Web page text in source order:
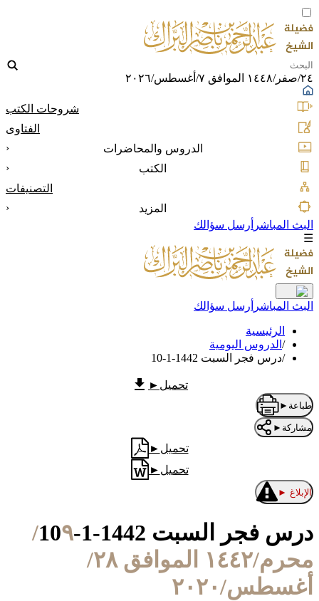
٢٤/صفر/١٤٤٨ الموافق ٧/أغسطس/٢٠٢٦
شروحات الكتب
الفتاوى
الدروس والمحاضرات
‹
الكتب
‹
التصنيفات
المزيد
‹
البث المباشر أرسل سؤالك
☰
البث المباشر أرسل سؤالك
الرئيسية
/ الدروس اليومية
/درس فجر السبت 1442-1-10
تحميل ►
طباعة ►
مشاركة ►
تحميل ►
تحميل ►
الإبلاغ ►
درس فجر السبت 1442-1-10
٩/
محرم/١٤٤٢ الموافق ٢٨/
أغسطس/٢٠٢٠